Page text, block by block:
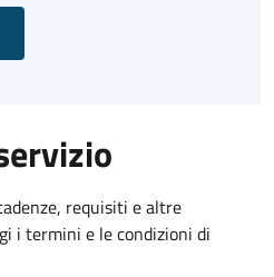
requisiti e altre
i termini e le condizioni di